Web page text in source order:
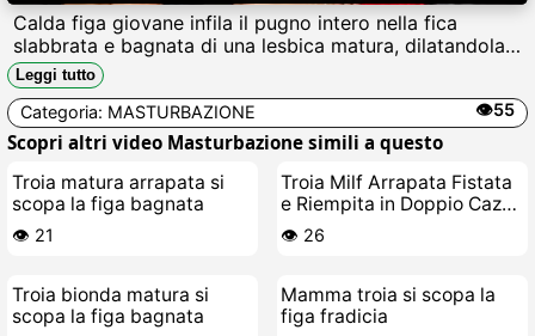
Calda figa giovane infila il pugno intero nella fica
slabbrata e bagnata di una lesbica matura, dilatandola
fino al limite mentre urla di piacere, succhiando tette
flaccide e leccando il clitoride gonfio in unorgia di
umori viscidi e orgasmi anali violenti.
Leggi tutto
Categoria: MASTURBAZIONE 👁️55
Scopri altri video Masturbazione simili a questo
Troia matura arrapata si
scopa la figa bagnata
👁️ 21
Troia Milf Arrapata Fistata
e Riempita in Doppio Cazzo
in un Trio Porco
👁️ 26
Troia bionda matura si
scopa la figa bagnata
Mamma troia si scopa la
figa fradicia